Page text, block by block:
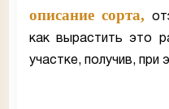
описание сорта,
как вырастить это
участке, получив,